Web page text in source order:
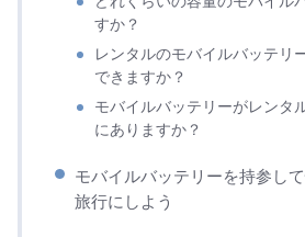
すか？
レンタルのモバイルバッテリ
できますか？
モバイルバッテリーがレンタ
にありますか？
モバイルバッテリーを持参し
旅行にしよう